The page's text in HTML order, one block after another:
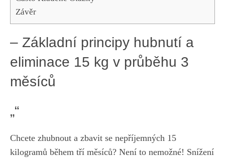
Závěr
– Základní principy hubnutí a
eliminace 15 ‍kg v průběhu 3
měsíců
„“
Chcete⁢ zhubnout a zbavit se nepříjemných 15
kilogramů během​ tří měsíců? Není to nemožné!⁣ Snížení